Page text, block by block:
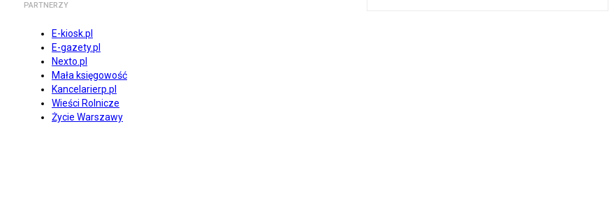
PARTNERZY
E-kiosk.pl
E-gazety.pl
Nexto.pl
Mała księgowość
Kancelarierp.pl
Wieści Rolnicze
Życie Warszawy